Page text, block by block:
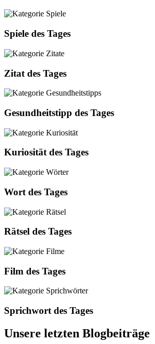
Spiele des Tages
Zitat des Tages
Gesundheitstipp des Tages
Kuriosität des Tages
Wort des Tages
Rätsel des Tages
Film des Tages
Sprichwort des Tages
Unsere letzten Blogbeiträge